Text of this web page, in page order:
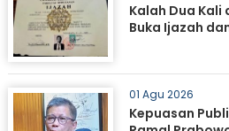
Kalah Dua Kali
Buka Ijazah
01 Agu 2026
Kepuasan